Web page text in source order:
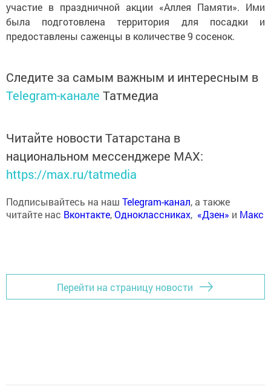
участие в праздничной акции «Аллея Памяти». Ими
была подготовлена территория для посадки и
предоставлены саженцы в количестве 9 сосенок.
Следите за самым важным и интересным в
Telegram-канале Татмедиа
Читайте новости Татарстана в
национальном мессенджере MАХ:
https://max.ru/tatmedia
Подписывайтесь на наш Telegram-канал, а также
читайте нас Вконтакте,Одноклассниках, «Дзен» и Макс
Перейти на страницу новости